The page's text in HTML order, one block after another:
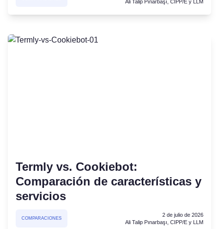
Ali Talip Pınarbaşı, CIPP/E y LLM
Termly vs. Cookiebot:
Comparación de características y
servicios
COMPARACIONES
2 de julio de 2026
Ali Talip Pınarbaşı, CIPP/E y LLM